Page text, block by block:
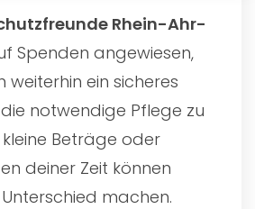
Rhein-Ahr-
Spenden angewiesen,
weiterhin ein sicheres
notwendige Pflege zu
Beträge oder
deiner Zeit können
machen.